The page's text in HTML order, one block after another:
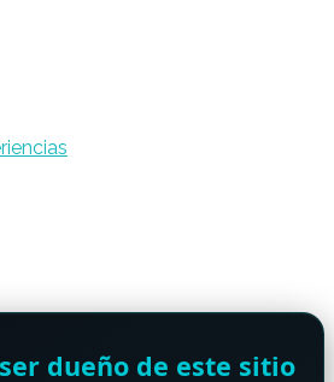
dueño de este sitio